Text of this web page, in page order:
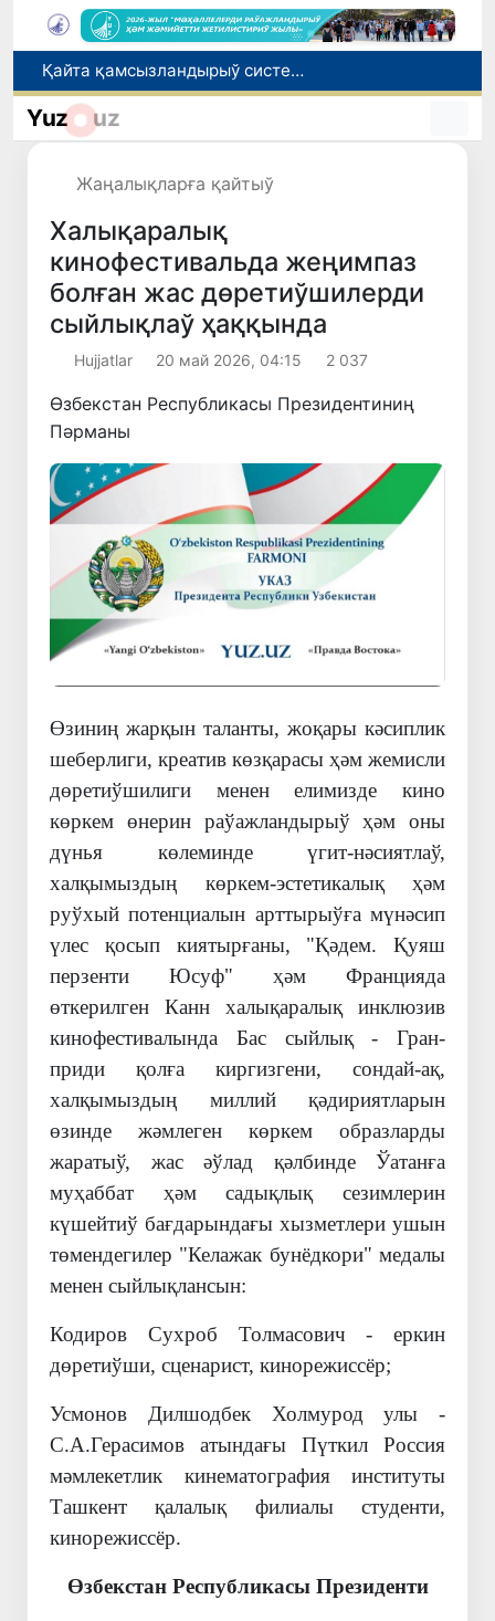
Қайта қамсызландырыў системасы тез раўажланып атырған Өзбекстан экономикасы ушын не береди?
Өзбекстанда төлемли автомобиль жолларын жаратыў ҳәм олардан пайдаланыў тәртиби белгиленди
Yuz uz
Жаңалықларға қайтыў
Халықаралық
кинофестивальда жеңимпаз
болған жас дөретиўшилерди
сыйлықлаў ҳаққында
Hujjatlar 20 май 2026, 04:15 2 037
Өзбекстан Республикасы Президентиниң
Пәрманы
Өзиниң жарқын таланты, жоқары кәсиплик
шеберлиги, креатив көзқарасы ҳәм жемисли
дөретиўшилиги менен елимизде кино
көркем өнерин раўажландырыў ҳәм оны
дүнья көлеминде үгит-нәсиятлаў,
халқымыздың көркем-эстетикалық ҳәм
руўхый потенциалын арттырыўға мүнәсип
үлес қосып киятырғаны, "Қәдем. Қуяш
перзенти Юсуф" ҳәм Францияда
өткерилген Канн халықаралық инклюзив
кинофестивалында Бас сыйлық - Гран-
приди қолға киргизгени, сондай-ақ,
халқымыздың миллий қәдириятларын
өзинде жәмлеген көркем образларды
жаратыў, жас әўлад қәлбинде Ўатанға
муҳаббат ҳәм садықлық сезимлерин
күшейтиў бағдарындағы хызметлери ушын
төмендегилер "Келажак бунёдкори" медалы
менен сыйлықлансын:
Кодиров Сухроб Толмасович - еркин
дөретиўши, сценарист, кинорежиссёр;
Усмонов Дилшодбек Холмурод улы -
С.А.Герасимов атындағы Пүткил Россия
мәмлекетлик кинематография институты
Ташкент қалалық филиалы студенти,
кинорежиссёр.
Өзбекстан Республикасы Президенти